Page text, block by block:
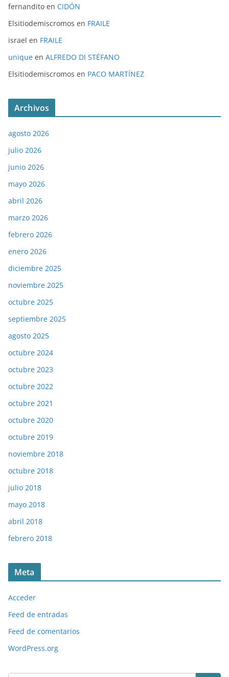
fernandito en CIDÓN
Elsitiodemiscromos en FRAILE
israel en FRAILE
unique en ALFREDO DI STÉFANO
Elsitiodemiscromos en PACO MARTÍNEZ
Archivos
agosto 2026
julio 2026
junio 2026
mayo 2026
abril 2026
marzo 2026
febrero 2026
enero 2026
diciembre 2025
noviembre 2025
octubre 2025
septiembre 2025
agosto 2025
octubre 2024
octubre 2023
octubre 2022
octubre 2021
octubre 2020
octubre 2019
noviembre 2018
octubre 2018
julio 2018
mayo 2018
abril 2018
febrero 2018
Meta
Acceder
Feed de entradas
Feed de comentarios
WordPress.org